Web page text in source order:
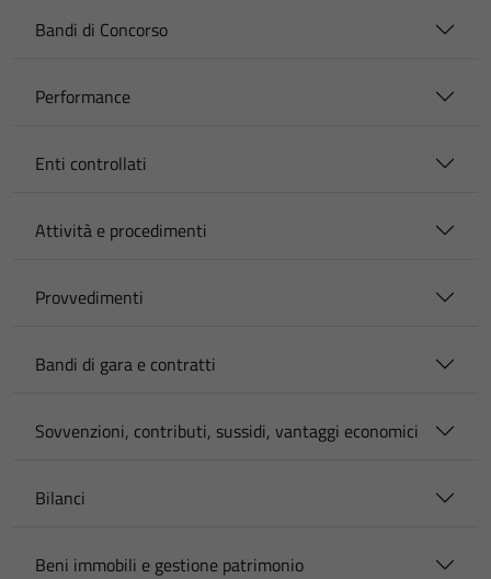
Bandi di Concorso
Performance
Enti controllati
Attività e procedimenti
Provvedimenti
Bandi di gara e contratti
Sovvenzioni, contributi, sussidi, vantaggi economici
Bilanci
Beni immobili e gestione patrimonio